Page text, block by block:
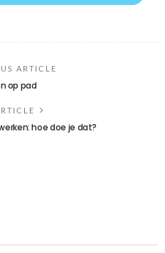
ARTICLE
op pad
hoe doe je dat?